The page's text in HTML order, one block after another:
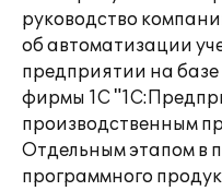
руководство
об автоматизации
предприятии на
фирмы 1С
производственным
Отдельным этапом в
программного